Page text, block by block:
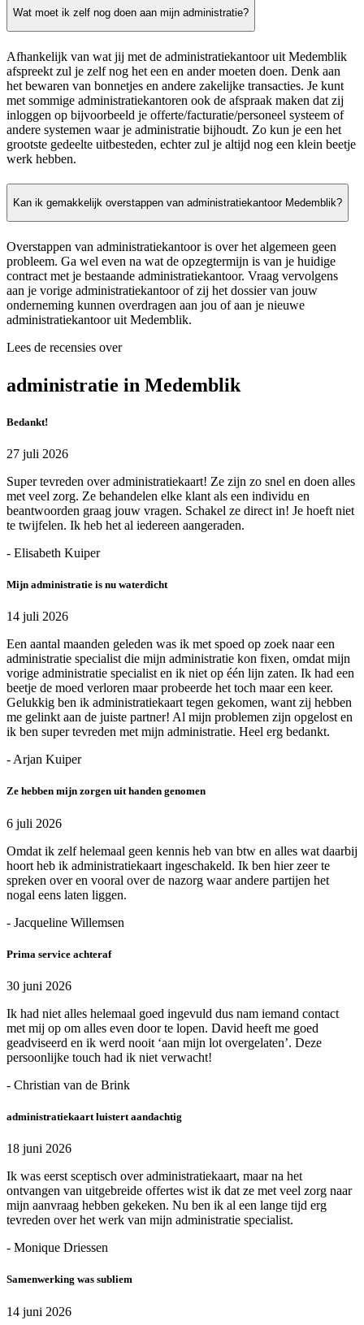
Wat moet ik zelf nog doen aan mijn administratie?
Afhankelijk van wat jij met de administratiekantoor uit Medemblik
afspreekt zul je zelf nog het een en ander moeten doen. Denk aan
het bewaren van bonnetjes en andere zakelijke transacties. Je kunt
met sommige administratiekantoren ook de afspraak maken dat zij
inloggen op bijvoorbeeld je offerte/facturatie/personeel systeem of
andere systemen waar je administratie bijhoudt. Zo kun je een het
grootste gedeelte uitbesteden, echter zul je altijd nog een klein beetje
werk hebben.
Kan ik gemakkelijk overstappen van administratiekantoor Medemblik?
Overstappen van administratiekantoor is over het algemeen geen
probleem. Ga wel even na wat de opzegtermijn is van je huidige
contract met je bestaande administratiekantoor. Vraag vervolgens
aan je vorige administratiekantoor of zij het dossier van jouw
onderneming kunnen overdragen aan jou of aan je nieuwe
administratiekantoor uit Medemblik.
Lees de recensies over
administratie in Medemblik
Bedankt!
27 juli 2026
Super tevreden over administratiekaart! Ze zijn zo snel en doen alles
met veel zorg. Ze behandelen elke klant als een individu en
beantwoorden graag jouw vragen. Schakel ze direct in! Je hoeft niet
te twijfelen. Ik heb het al iedereen aangeraden.
- Elisabeth Kuiper
Mijn administratie is nu waterdicht
14 juli 2026
Een aantal maanden geleden was ik met spoed op zoek naar een
administratie specialist die mijn administratie kon fixen, omdat mijn
vorige administratie specialist en ik niet op één lijn zaten. Ik had een
beetje de moed verloren maar probeerde het toch maar een keer.
Gelukkig ben ik administratiekaart tegen gekomen, want zij hebben
me gelinkt aan de juiste partner! Al mijn problemen zijn opgelost en
ik ben super tevreden met mijn administratie. Heel erg bedankt.
- Arjan Kuiper
Ze hebben mijn zorgen uit handen genomen
6 juli 2026
Omdat ik zelf helemaal geen kennis heb van btw en alles wat daarbij
hoort heb ik administratiekaart ingeschakeld. Ik ben hier zeer te
spreken over en vooral over de nazorg waar andere partijen het
nogal eens laten liggen.
- Jacqueline Willemsen
Prima service achteraf
30 juni 2026
Ik had niet alles helemaal goed ingevuld dus nam iemand contact
met mij op om alles even door te lopen. David heeft me goed
geadviseerd en ik werd nooit ‘aan mijn lot overgelaten’. Deze
persoonlijke touch had ik niet verwacht!
- Christian van de Brink
administratiekaart luistert aandachtig
18 juni 2026
Ik was eerst sceptisch over administratiekaart, maar na het
ontvangen van uitgebreide offertes wist ik dat ze met veel zorg naar
mijn aanvraag hebben gekeken. Nu ben ik al een lange tijd erg
tevreden over het werk van mijn administratie specialist.
- Monique Driessen
Samenwerking was subliem
14 juni 2026